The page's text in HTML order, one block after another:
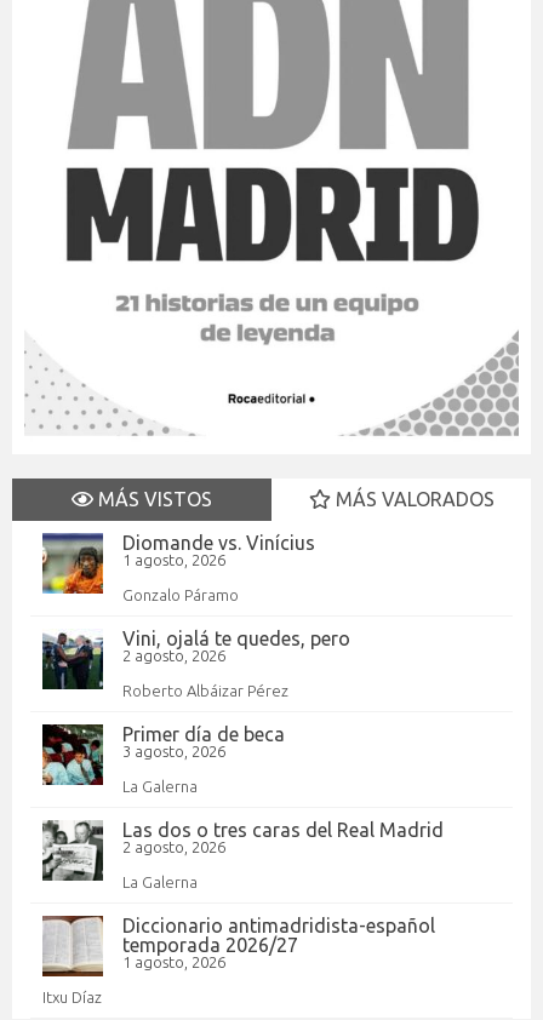
MÁS VISTOS
MÁS VALORADOS
Diomande vs. Vinícius
1 agosto, 2026
Gonzalo Páramo
Vini, ojalá te quedes, pero
2 agosto, 2026
Roberto Albáizar Pérez
Primer día de beca
3 agosto, 2026
La Galerna
Las dos o tres caras del Real Madrid
2 agosto, 2026
La Galerna
Diccionario antimadridista-español
temporada 2026/27
1 agosto, 2026
Itxu Díaz